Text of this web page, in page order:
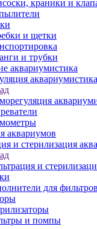
краники и
и щетки
и трубки
аквариумистика
аквариумистика
аквариумов
и стерилизация
и
для фильтров
и помпы